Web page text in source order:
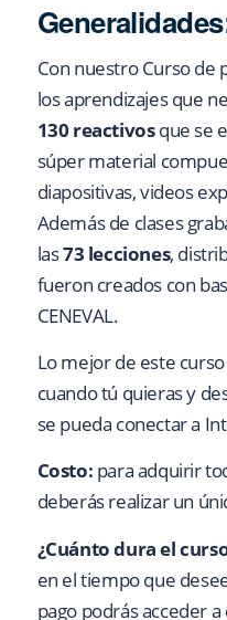
Con nuestro Curso de
los aprendizajes que
130 reactivosque se
súper material
diapositivas, videos
Además de clases
las73 lecciones,
fueron creados con
CENEVAL.
Lo mejor de este
cuando tú quieras y
se pueda conectar a
Costo: para adquirir
deberás realizar un
¿Cuánto dura el
en el tiempo que
pago podrás acceder